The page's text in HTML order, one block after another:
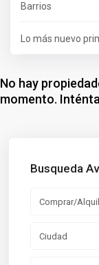
Barrios
Lo más nuevo
No hay
momento.
Busqueda
Comprar/
Ciudad